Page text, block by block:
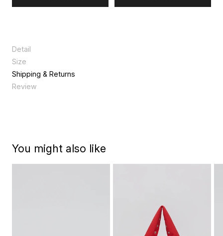
Detail
나일론을 믹스매치한 미니 쇼퍼백입니다. 언발란스 스트랩으로 사이
즈 조절이 가능하며, 하트 스토퍼 장식이 포인트입니다. 히든 마그넷
클로징으로 간편하게 여닫을 수 있습니다.
Size
Size
세로
Shipping & Returns
Review
You might also like